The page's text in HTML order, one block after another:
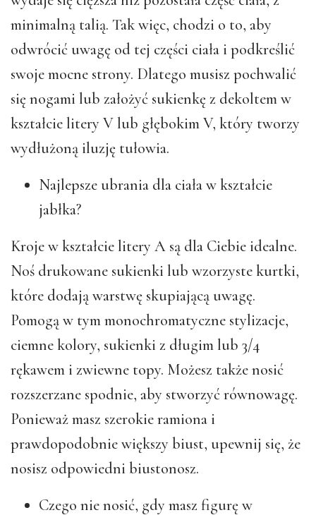
minimalną talią. Tak więc, chodzi o to, aby
odwrócić uwagę od tej części ciała i podkreślić
swoje mocne strony. Dlatego musisz pochwalić
się nogami lub założyć sukienkę z dekoltem w
kształcie litery V lub głębokim V, który tworzy
wydłużoną iluzję tułowia.
Najlepsze ubrania dla ciała w kształcie
jabłka?
Kroje w kształcie litery A są dla Ciebie idealne.
Noś drukowane sukienki lub wzorzyste kurtki,
które dodają warstwę skupiającą uwagę.
Pomogą w tym monochromatyczne stylizacje,
ciemne kolory, sukienki z długim lub 3/4
rękawem i zwiewne topy. Możesz także nosić
rozszerzane spodnie, aby stworzyć równowagę.
Ponieważ masz szerokie ramiona i
prawdopodobnie większy biust, upewnij się, że
nosisz odpowiedni biustonosz.
Czego nie nosić, gdy masz figurę w